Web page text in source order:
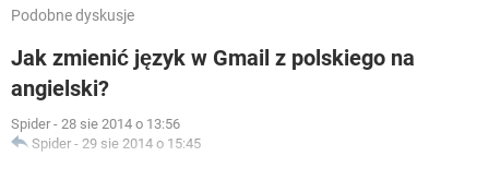
Podobne dyskusje
Jak zmienić język w Gmail z polskiego na
angielski?
Spider - 28 sie 2014 o 13:56
Spider - 29 sie 2014 o 15:45